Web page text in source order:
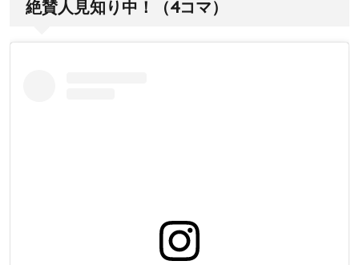
絶賛人見知り中！（4コマ）